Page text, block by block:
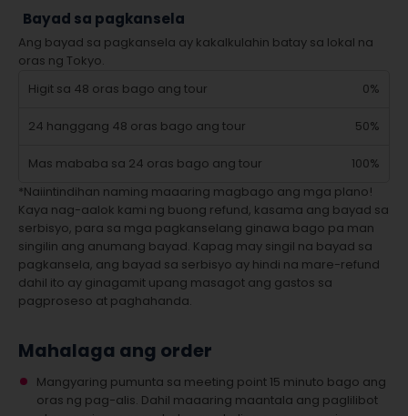
Bayad sa pagkansela
Ang bayad sa pagkansela ay kakalkulahin batay sa lokal na
oras ng Tokyo.
Higit sa 48 oras bago ang tour
0%
24 hanggang 48 oras bago ang tour 50%
Mas mababa sa 24 oras bago ang tour
100%
*Naiintindihan naming maaaring magbago ang mga plano!
Kaya nag-aalok kami ng buong refund, kasama ang bayad sa
serbisyo, para sa mga pagkanselang ginawa bago pa man
singilin ang anumang bayad. Kapag may singil na bayad sa
pagkansela, ang bayad sa serbisyo ay hindi na mare-refund
dahil ito ay ginagamit upang masagot ang gastos sa
pagproseso at paghahanda.
Mahalaga ang order
Mangyaring pumunta sa meeting point 15 minuto bago ang
oras ng pag-alis. Dahil maaaring maantala ang paglilibot